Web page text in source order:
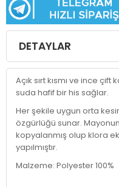
DETAYLAR
Açık sırt kısmı ve ince
suda hafif bir his sağlar.
Her şekile uygun orta
özgürlüğü sunar.
kopyalanmış olup klora
yapılmıştır.
Malzeme: Polyester 100%